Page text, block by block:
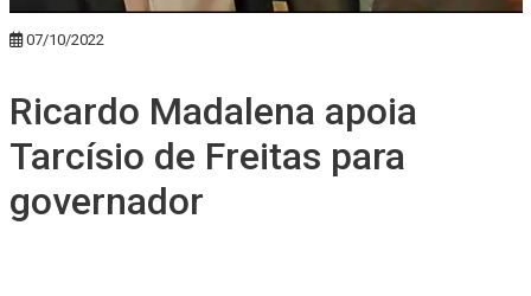
07/10/2022
Ricardo Madalena apoia
Tarcísio de Freitas para
governador